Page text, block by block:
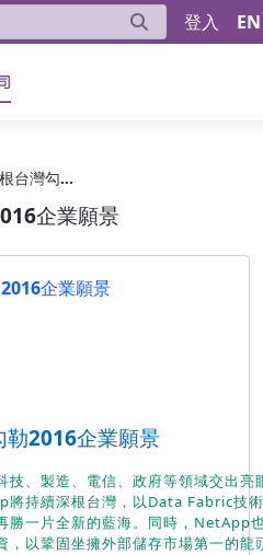
登入 EN
NetApp深根台灣勾勒2016企業願景
企業願景
企業願景
2016企業願景
、製造、電信、政府等領域交出亮
將持續深根台灣，以Data Fabric技
勝一片全新的藍海。同時，NetApp
，以鞏固坐擁外部儲存市場第一的龍